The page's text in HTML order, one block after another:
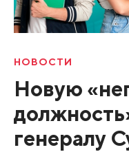
НОВОСТИ
Новую
генералу